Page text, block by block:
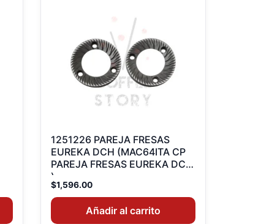
1251226 PAREJA FRESAS
EUREKA DCH (MAC64ITA CP
PAREJA FRESAS EUREKA DCH
)
$1,596.00
Añadir al carrito